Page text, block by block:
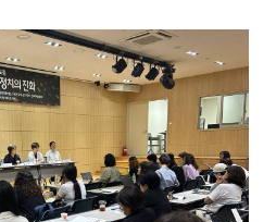
케치북5